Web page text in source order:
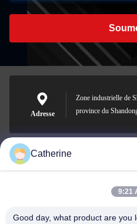
Adresse
Zone industrielle de
province du
Catherine
9:21
Good day, what product are you